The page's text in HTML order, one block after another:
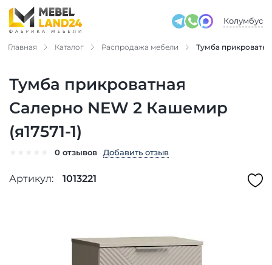
Колумбус
Главная Каталог Распродажа мебели Тумба
Тумба прикроватная
Салерно NEW 2 Кашемир
(я17571-1)
0 отзывов Добавить отзыв
Артикул: 1013221